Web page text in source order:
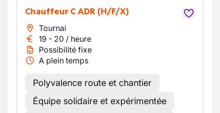
Chauffeur C ADR (H/F/X)
Tournai
19 - 20 / heure
Possibilité fixe
A plein temps
Polyvalence route et chantier
Équipe solidaire et expérimentée